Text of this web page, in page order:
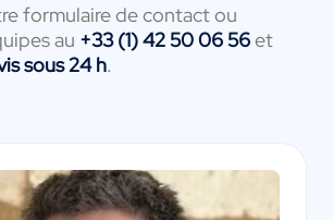
formulaire de contact ou
au +33 (1) 42 50 06 56et
sous 24 h.